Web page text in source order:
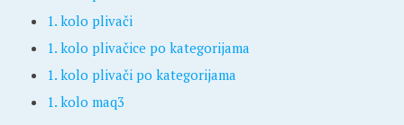
1. kolo plivači
1. kolo plivačice po kategorijama
1. kolo plivači po kategorijama
1. kolo maq3